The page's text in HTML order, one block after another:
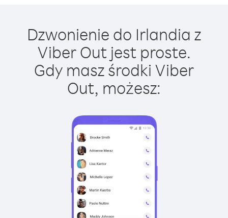
Dzwonienie do Irlandia z
Viber Out jest proste.
Gdy masz środki Viber
Out, możesz: